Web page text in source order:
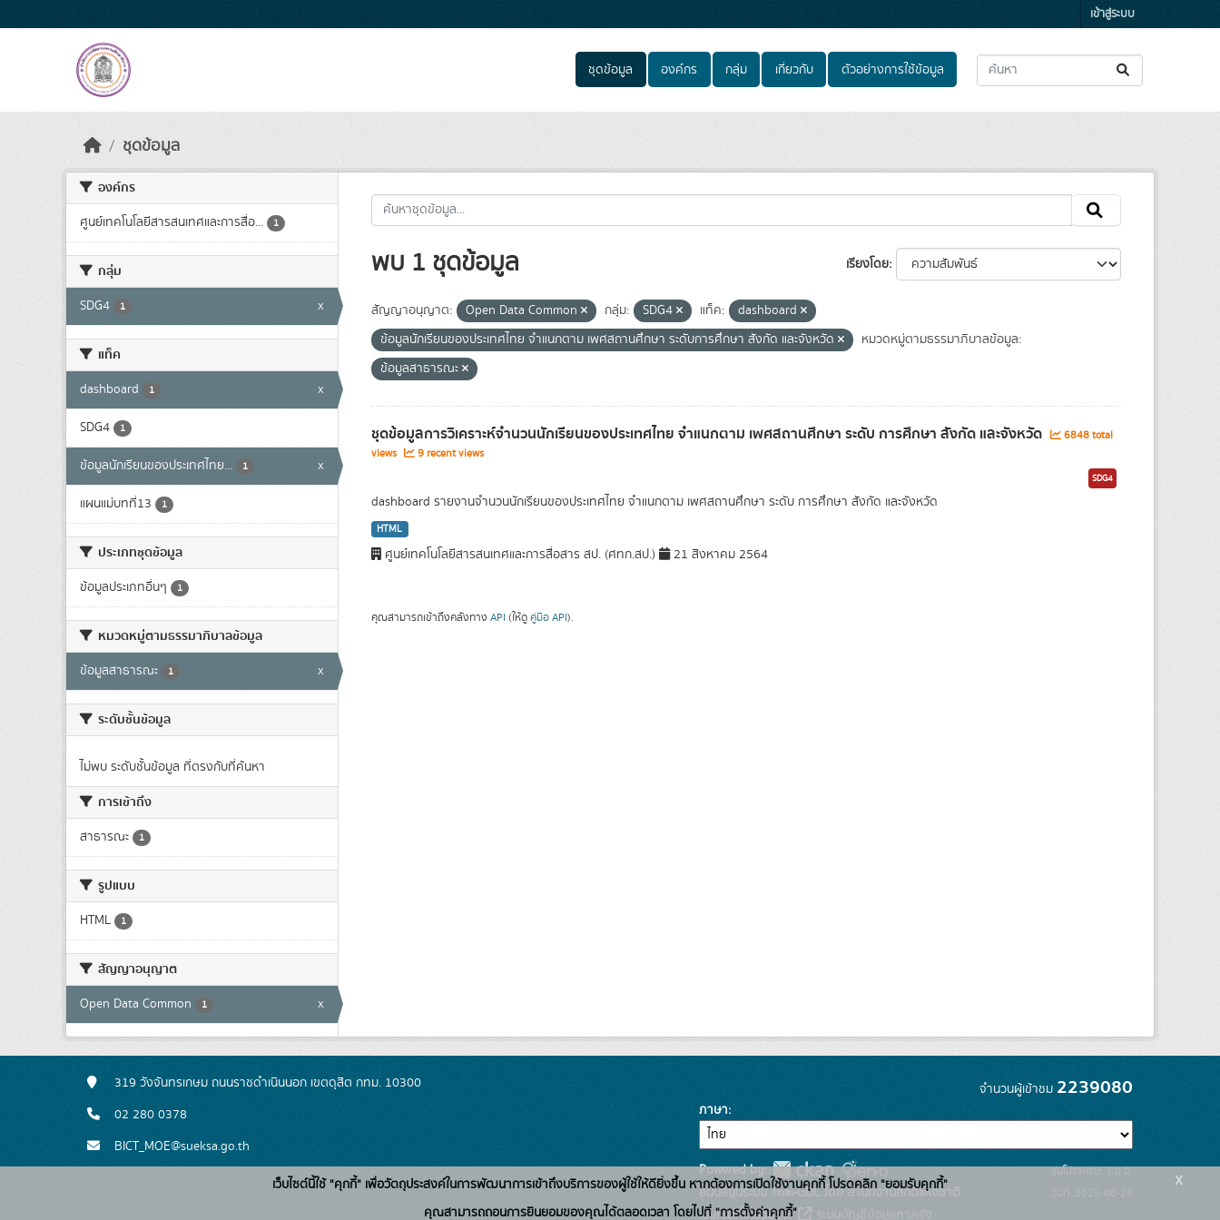
เข้าสู่ระบบ
ชุดข้อมูล องค์กร กลุ่ม เกี่ยวกับ ตัวอย่างการใช้ข้อมูล
ชุดข้อมูล
องค์กร
ศูนย์เทคโนโลยีสารสนเทศและการสื่อ... 1
กลุ่ม
SDG4 1 x
แท็ค
dashboard 1 x
SDG4 1
ข้อมูลนักเรียนของประเทศไทย... 1 x
แผนแม่บทที่13 1
ประเภทชุดข้อมูล
ข้อมูลประเภทอื่นๆ 1
หมวดหมู่ตามธรรมาภิบาลข้อมูล
ข้อมูลสาธารณะ 1 x
ระดับชั้นข้อมูล
ไม่พบ ระดับชั้นข้อมูล ที่ตรงกับที่ค้นหา
การเข้าถึง
สาธารณะ 1
รูปแบบ
HTML 1
สัญญาอนุญาต
Open Data Common 1 x
เรียงโดย
พบ 1 ชุดข้อมูล
สัญญาอนุญาต: Open Data Common กลุ่ม: SDG4 แท็ค:
dashboard
ข้อมูลนักเรียนของประเทศไทย จำแนกตาม เพศสถานศึกษา ระดับการศึกษา สังกัด และจังหวัด
หมวดหมู่ตามธรรมาภิบาลข้อมูล:
ข้อมูลสาธารณะ
ชุดข้อมูลการวิเคราะห์จำนวนนักเรียนของประเทศไทย จำแนกตาม เพศสถานศึกษา ระดับ การศึกษา สังกัด และจังหวัด
6848 total
views
9 recent views
SDG4
dashboard รายงานจำนวนนักเรียนของประเทศไทย จำแนกตาม เพศสถานศึกษา ระดับ การศึกษา สังกัด และจังหวัด
HTML
ศูนย์เทคโนโลยีสารสนเทศและการสื่อสาร สป. (ศทก.สป.) 21 สิงหาคม 2564
คุณสามารถเข้าถึงคลังทาง API (ให้ดู คู่มือ API).
319 วังจันทรเกษม ถนนราชดำเนินนอก เขตดุสิต กทม. 10300
02 280 0378
BICT_MOE@sueksa.go.th
จำนวนผู้เข้าชม 2239080
ภาษา
Powered by:
สนับสนุนระบบ Thai-GDC โดย สำนักงานสถิติแห่งชาติ
เว็บไซต์ที่เกี่ยวข้อง:
รุ่นโปรแกรม: 3.0.0
วันที่: 2025-06-26
เว็บไซต์นี้ใช้ "คุกกี้" เพื่อวัตถุประสงค์ในการพัฒนาการเข้าถึงบริการของผู้ใช้ให้ดียิ่งขึ้น หากต้องการเปิดใช้งานคุกกี้ โปรดคลิก "ยอมรับคุกกี้"
คุณสามารถถอนการยินยอมของคุณได้ตลอดเวลา โดยไปที่ "การตั้งค่าคุกกี้"
x